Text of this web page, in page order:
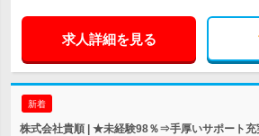
求人詳細を見る
新着
株式会社貴順 | ★未経験98％⇒手厚いサポート